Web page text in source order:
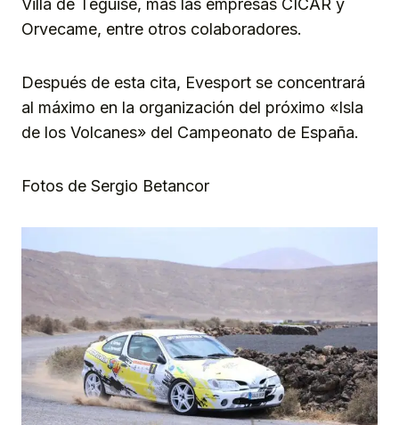
Villa de Teguise, más las empresas CICAR y
Orvecame, entre otros colaboradores.
Después de esta cita, Evesport se concentrará
al máximo en la organización del próximo «Isla
de los Volcanes» del Campeonato de España.
Fotos de Sergio Betancor